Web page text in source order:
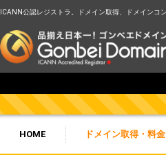
ICANN公認レジストラ。ドメイン取得、ドメイン
HOME ドメイン取得・料金